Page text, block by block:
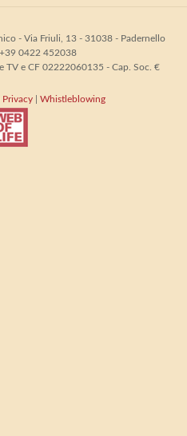
- Via Friuli, 13 - 31038 - Padernello
+39 0422 452038
TV e CF 02222060135 - Cap. Soc. €
Privacy Whistleblowing